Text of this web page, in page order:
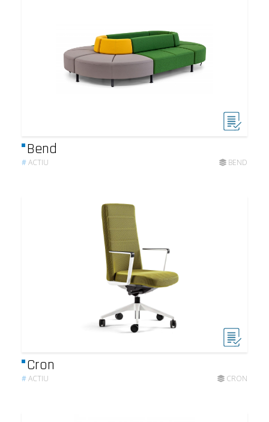
Bend
#ACTIU BEND
Cron
#ACTIU CRON